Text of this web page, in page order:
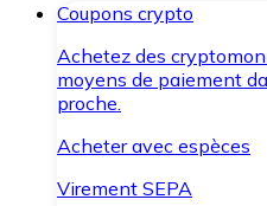
Coupons crypto
Achetez des
moyens de paiement
proche.
Acheter avec espèces
Virement SEPA